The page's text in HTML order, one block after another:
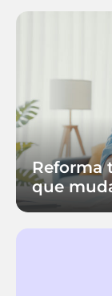
Reforma
que